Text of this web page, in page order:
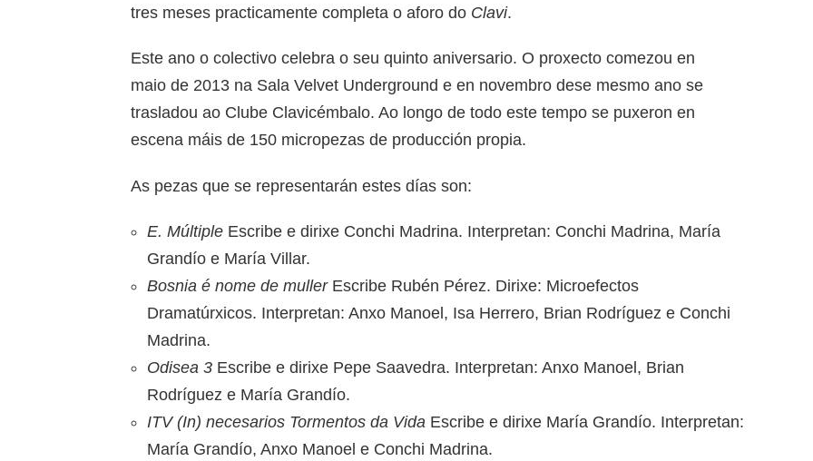
tres meses practicamente completa o aforo do Clavi.
Este ano o colectivo celebra o seu quinto aniversario. O proxecto comezou en
maio de 2013 na Sala Velvet Underground e en novembro dese mesmo ano se
trasladou ao Clube Clavicémbalo. Ao longo de todo este tempo se puxeron en
escena máis de 150 micropezas de producción propia.
As pezas que se representarán estes días son:
E. Múltiple Escribe e dirixe Conchi Madrina. Interpretan: Conchi Madrina, María
Grandío e María Villar.
Bosnia é nome de mullerEscribe Rubén Pérez. Dirixe: Microefectos
Dramatúrxicos. Interpretan: Anxo Manoel, Isa Herrero, Brian Rodríguez e Conchi
Madrina.
Odisea 3 Escribe e dirixe Pepe Saavedra. Interpretan: Anxo Manoel, Brian
Rodríguez e María Grandío.
ITV (In) necesarios Tormentos da Vida Escribe e dirixe María Grandío. Interpretan:
María Grandío, Anxo Manoel e Conchi Madrina.